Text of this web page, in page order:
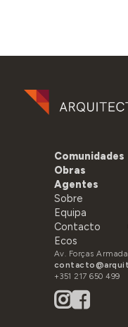
Comunidades
Obras
Agentes
Sobre
Equipa
Contacto
Ecos
Av. Forças
+351 217 650 499